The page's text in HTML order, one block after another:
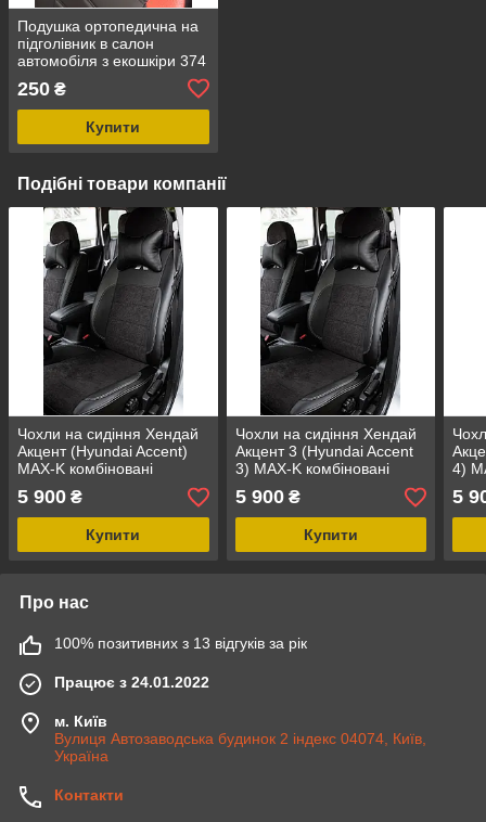
Подушка ортопедична на
підголівник в салон
автомобіля з екошкіри 374
250 ₴
Купити
Подібні товари компанії
Чохли на сидіння Хендай
Акцент (Hyundai Accent)
MAX-K комбіновані
аригона алькантара
5 900 ₴
Купити
Чохли на сидіння Хендай
Акцент 3 (Hyundai Accent
3) MAX-K комбіновані
аригона алькантара
5 900₴
Купити
4)
5
Про нас
100% позитивних з 13 відгуків за рік
Працює з 24.01.2022
м. Київ
Вулиця Автозаводська будинок 2 індекс 04074, Київ,
Україна
Контакти